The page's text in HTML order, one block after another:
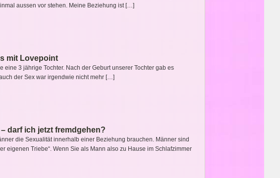
aussen vor stehen. Meine Beziehung ist […]
mit Lovepoint
eine 3 jährige Tochter. Nach der Geburt unserer Tochter gab es
der Sex war irgendwie nicht mehr […]
darf ich jetzt fremdgehen?
die Sexualität innerhalb einer Beziehung brauchen. Männer sind
eigenen Triebe“. Wenn Sie als Mann also zu Hause im Schlafzimmer